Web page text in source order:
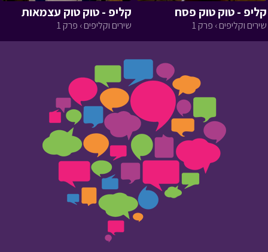
קליפ - טוק טוק פסח
שירים וקליפים › פרק 1
קליפ - טוק טוק עצמאות
שירים וקליפים › פרק 1